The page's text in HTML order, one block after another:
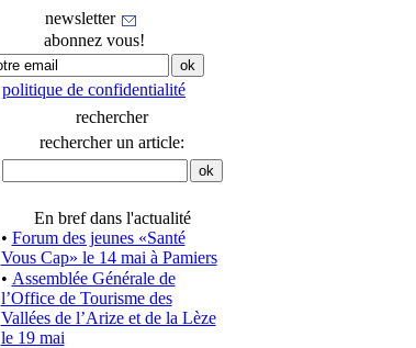
newsletter
abonnez vous!
politique de confidentialité
rechercher
rechercher un article:
En bref dans l'actualité
• Forum des jeunes «Santé
Vous Cap» le 14 mai à Pamiers
• Assemblée Générale de
l’Office de Tourisme des
Vallées de l’Arize et de la Lèze
le 19 mai